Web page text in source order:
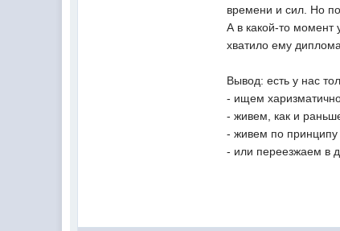
времени и сил. Но
А в какой-то момент
хватило ему
Вывод: есть у нас
- ищем
- живем, как и
- живем по принципу
- или переезжаем в